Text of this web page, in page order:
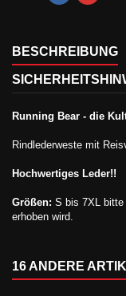
BESCHREIBUNG
Running Bear - die
Rindlederweste mit
Hochwertiges Leder!!
Größen: S bis 7XL bitte
erhoben wird.
16 ANDERE